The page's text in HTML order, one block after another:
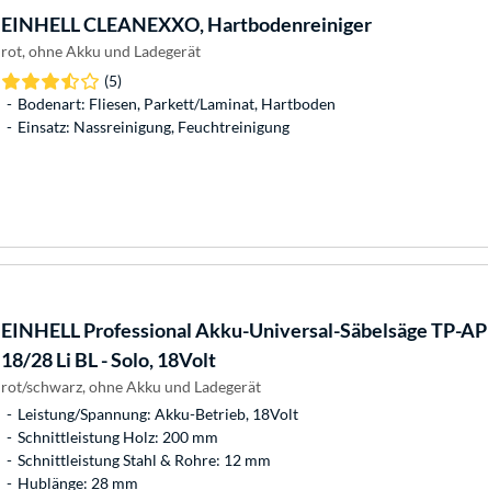
EINHELLCLEANEXXO, Hartbodenreiniger
rot, ohne Akku und Ladegerät
(5)
Bodenart: Fliesen, Parkett/Laminat, Hartboden
Einsatz: Nassreinigung, Feuchtreinigung
EINHELLProfessional Akku-Universal-Säbelsäge TP-AP
18/28 Li BL - Solo, 18Volt
rot/schwarz, ohne Akku und Ladegerät
Leistung/Spannung: Akku-Betrieb, 18Volt
Schnittleistung Holz: 200 mm
Schnittleistung Stahl & Rohre: 12 mm
Hublänge: 28 mm